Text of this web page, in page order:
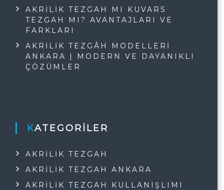
AKRILIK TEZGAH MI KUVARS
TEZGAH MI? AVANTAJLARI VE
FARKLARI
AKRILIK TEZGÂH MODELLERI
ANKARA | MODERN VE DAYANIKLI
ÇÖZÜMLER
KATEGORILER
AKRILIK TEZGAH
AKRILIK TEZGAH ANKARA
AKRILIK TEZGAH KULLANIŞLIMI